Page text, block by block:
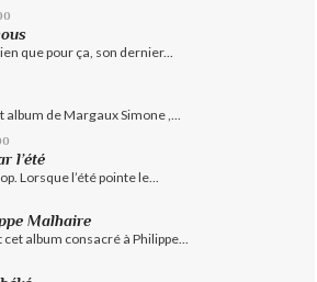
que pour ça, son dernier...
de Margaux Simone ,...
l’été
Lorsque l’été pointe le...
Malhaire
album consacré à Philippe...